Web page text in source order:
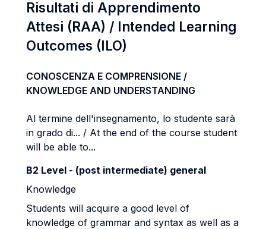
Risultati di Apprendimento
Attesi (RAA) / Intended Learning
Outcomes (ILO)
CONOSCENZA E COMPRENSIONE /
KNOWLEDGE AND UNDERSTANDING
Al termine dell'insegnamento, lo studente sarà
in grado di... / At the end of the course student
will be able to...
B2 Level - (post intermediate) general
Knowledge
Students will acquire a good level of
knowledge of grammar and syntax as well as a